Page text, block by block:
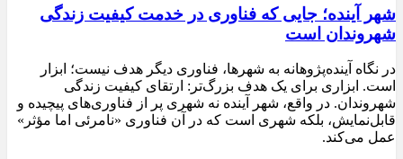
شهر آینده؛ جایی که فناوری در خدمت کیفیت زندگی
شهروندان است
در نگاه آینده‌پژوهانه به شهرها، فناوری دیگر هدف نیست؛ ابزار
است. ابزاری برای یک هدف بزرگ‌تر: ارتقای کیفیت زندگی
شهروندان. در واقع، شهر آینده نه شهری پر از فناوری‌های پیچیده و
قابل‌نمایش، بلکه شهری است که در آن فناوری «نامرئی اما مؤثر»
عمل می‌کند.